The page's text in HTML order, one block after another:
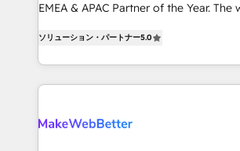
based engagements and ongoing
improvements at the right time so
evolve strategically and sustainably
EMEA & APAC Partner of the Year. The
Partner. 🚀 With 2,750+ HubSpot projects delivered
and 370+ specialists across EMEA,
we de-risk complex CRM
multi-region migrations to AI-powered
ソリューション・パートナー5.0